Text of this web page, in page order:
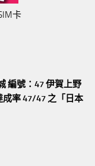
卡
編號：47 伊賀上野
成率 47/47 之「日本